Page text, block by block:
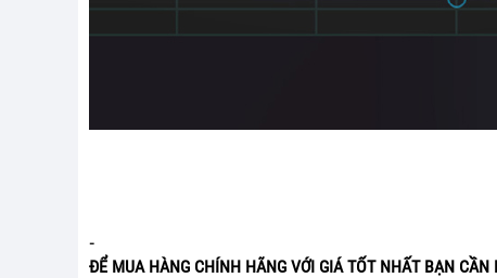
-
ĐỂ MUA HÀNG CHÍNH HÃNG VỚI GIÁ TỐT NHẤT BẠN CẦN